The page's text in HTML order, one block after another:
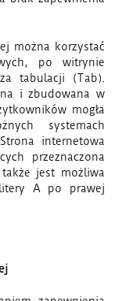
można korzystać
po witrynie
tabulacji (Tab).
i zbudowana w
mogła
systemach
internetowa
przeznaczona
jest możliwa
A po prawej